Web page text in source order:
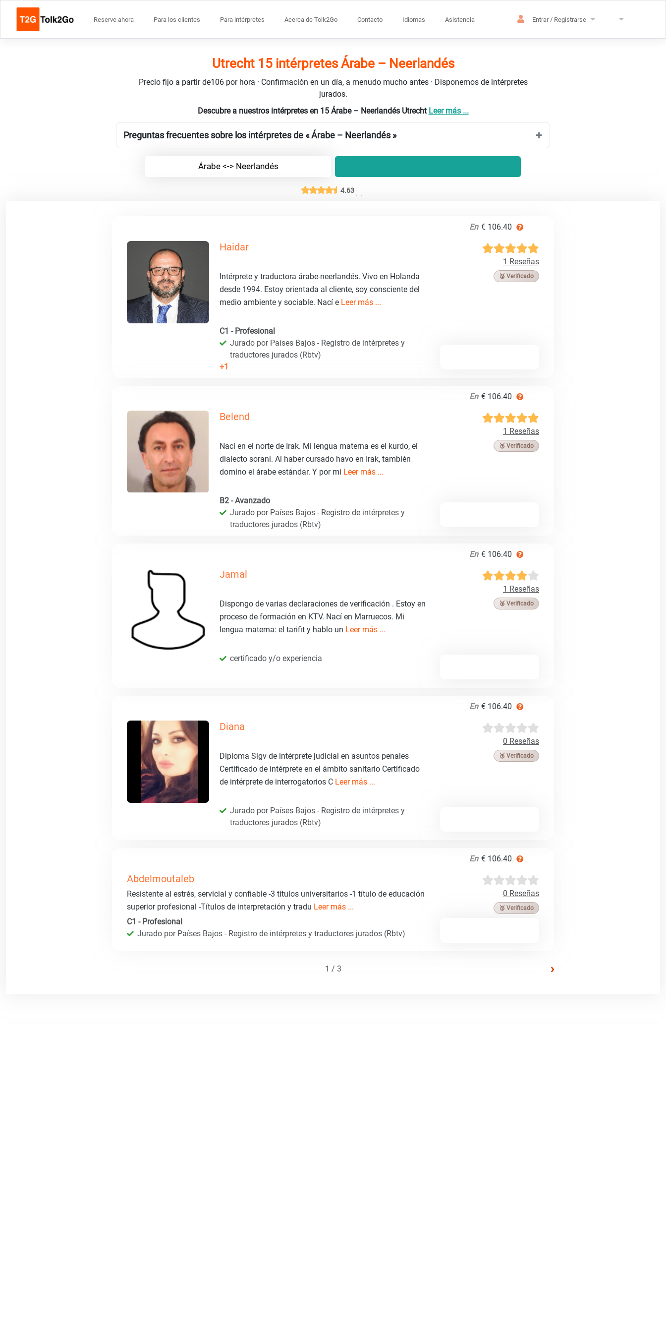
Reserve ahora Para los clientes Para intérpretes Acerca de Tolk2Go Contacto Idiomas Asistencia Entrar / Registrarse
Utrecht 15 intérpretes Árabe – Neerlandés
Precio fijo a partir de106 por hora · Confirmación en un día, a menudo mucho antes · Disponemos de intérpretes
jurados.
Descubre a nuestros intérpretes en 15 Árabe – Neerlandés Utrecht Leer más ...
Preguntas frecuentes sobre los intérpretes de « Árabe – Neerlandés »
Árabe <-> Neerlandés
4.63
En € 106.40
Haidar
1 Reseñas
🥉 Verificado
Intérprete y traductora árabe-neerlandés. Vivo en Holanda
desde 1994. Estoy orientada al cliente, soy consciente del
medio ambiente y sociable. Nací e Leer más ...
C1 - Profesional
Jurado por Países Bajos - Registro de intérpretes y
traductores jurados (Rbtv)
+1
En € 106.40
Belend
1 Reseñas
🥉 Verificado
Nací en el norte de Irak. Mi lengua materna es el kurdo, el
dialecto sorani. Al haber cursado havo en Irak, también
domino el árabe estándar. Y por mi Leer más ...
B2 - Avanzado
Jurado por Países Bajos - Registro de intérpretes y
traductores jurados (Rbtv)
En € 106.40
Jamal
1 Reseñas
🥉 Verificado
Dispongo de varias declaraciones de verificación . Estoy en
proceso de formación en KTV. Nací en Marruecos. Mi
lengua materna: el tarifit y hablo un Leer más ...
certificado y/o experiencia
En € 106.40
Diana
0 Reseñas
🥉 Verificado
Diploma Sigv de intérprete judicial en asuntos penales
Certificado de intérprete en el ámbito sanitario Certificado
de intérprete de interrogatorios C Leer más ...
Jurado por Países Bajos - Registro de intérpretes y
traductores jurados (Rbtv)
En € 106.40
Abdelmoutaleb
0 Reseñas
🥉 Verificado
Resistente al estrés, servicial y confiable -3 títulos universitarios -1 título de educación
superior profesional -Títulos de interpretación y tradu Leer más ...
C1 - Profesional
Jurado por Países Bajos - Registro de intérpretes y traductores jurados (Rbtv)
1 / 3 ›